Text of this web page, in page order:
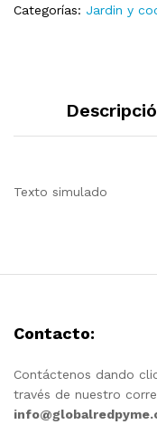
Categorías: Jardin y
Texto simulado
Contacto:
Contáctenos dando
través de nuestro